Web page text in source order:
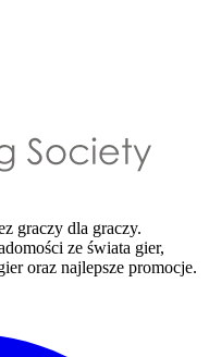
graczy dla graczy.
ze świata gier,
oraz najlepsze promocje.